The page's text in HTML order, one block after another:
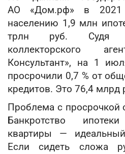
Под кредит
На УСН
С долгами
Без долгов
Для тендера
С НДС
С историей
С историей и оборотами
ИТ-компании
Оценочные компании
Готовые нулевые компании
Регистрация МФО
Регистрация НКО
Регистрация предприятия
Внесение в реестр МФО
Услуга банкротства
Банкротство предприятия
Банкротство компании
Банкротство организации
Банкротство ООО
Процедура банкротства
Банкротство фирмы
АО «Дом.рф» в 2021
населению 1,9 млн
трлн руб. Судя
коллекторского
Консультант», на 1
просрочили 0,7 % от
кредитов. Это 76,4 млрд
Проблема с просрочкой
Банкротство
квартиры —
Если сидеть сложа